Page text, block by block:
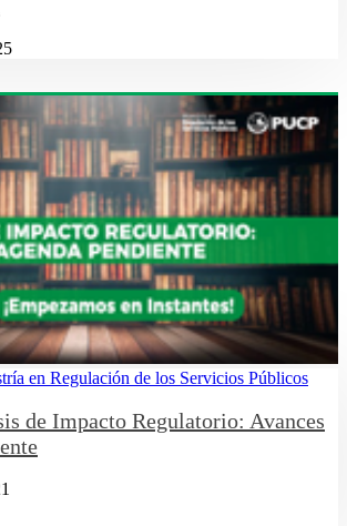
en Regulación de los Servicios Públicos
de Impacto Regulatorio: Avances